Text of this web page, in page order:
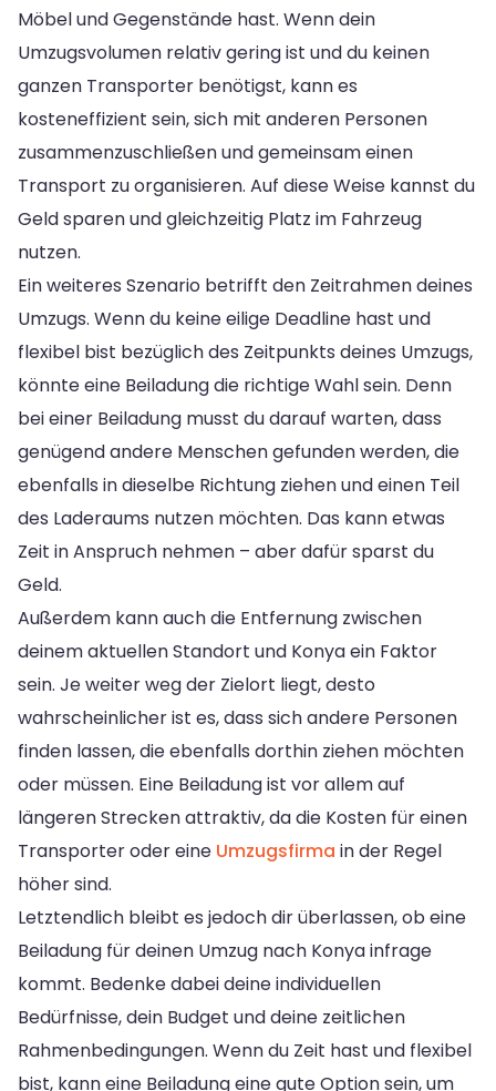
Möbel und Gegenstände hast. Wenn dein
Umzugsvolumen relativ gering ist und du keinen
ganzen Transporter benötigst, kann es
kosteneffizient sein, sich mit anderen Personen
zusammenzuschließen und gemeinsam einen
Transport zu organisieren. Auf diese Weise kannst du
Geld sparen und gleichzeitig Platz im Fahrzeug
nutzen.
Ein weiteres Szenario betrifft den Zeitrahmen deines
Umzugs. Wenn du keine eilige Deadline hast und
flexibel bist bezüglich des Zeitpunkts deines Umzugs,
könnte eine Beiladung die richtige Wahl sein. Denn
bei einer Beiladung musst du darauf warten, dass
genügend andere Menschen gefunden werden, die
ebenfalls in dieselbe Richtung ziehen und einen Teil
des Laderaums nutzen möchten. Das kann etwas
Zeit in Anspruch nehmen – aber dafür sparst du
Geld.
Außerdem kann auch die Entfernung zwischen
deinem aktuellen Standort und Konya ein Faktor
sein. Je weiter weg der Zielort liegt, desto
wahrscheinlicher ist es, dass sich andere Personen
finden lassen, die ebenfalls dorthin ziehen möchten
oder müssen. Eine Beiladung ist vor allem auf
längeren Strecken attraktiv, da die Kosten für einen
Transporter oder eine Umzugsfirma in der Regel
höher sind.
Letztendlich bleibt es jedoch dir überlassen, ob eine
Beiladung für deinen Umzug nach Konya infrage
kommt. Bedenke dabei deine individuellen
Bedürfnisse, dein Budget und deine zeitlichen
Rahmenbedingungen. Wenn du Zeit hast und flexibel
bist, kann eine Beiladung eine gute Option sein, um